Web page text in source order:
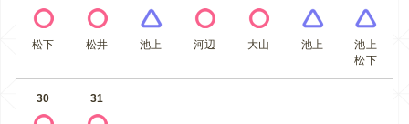
松下 松井 池上 河辺 大山 池上
池上
松下
30 31